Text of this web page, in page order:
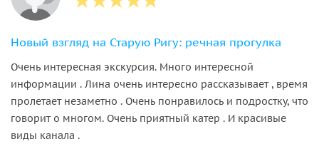
Новый взгляд на Старую Ригу: речная прогулка
Очень интересная экскурсия. Много интересной
информации . Лина очень интересно рассказывает , время
пролетает незаметно . Очень понравилось и подростку, что
говорит о многом. Очень приятный катер . И красивые
виды канала .